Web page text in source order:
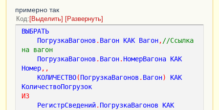
примерно так
Код Выделить Развернуть
ВЫБРАТЬ
ПогрузкаВагонов . Вагон КАК Вагон,//Ссылка
на вагон
ПогрузкаВагонов . Вагон. НомерВагона КАК
Номер,,
КОЛИЧЕСТВО(ПогрузкаВагонов . Вагон)
КАК
КоличествоПогрузок
ИЗ
РегистрСведений. ПогрузкаВагонов
КАК